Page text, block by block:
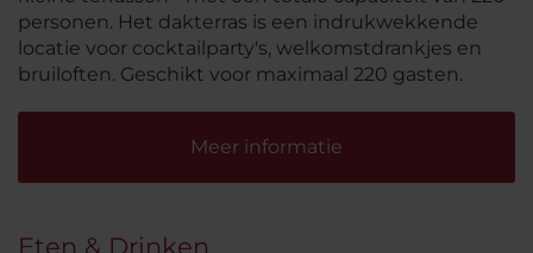
personen. Het dakterras is een indrukwekkende
locatie voor cocktailparty's, welkomstdrankjes en
bruiloften. Geschikt voor maximaal 220 gasten.
Meer informatie
Eten & Drinken